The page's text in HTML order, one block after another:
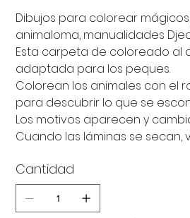
Dibujos para colorear
animaloma, manualidades
Esta carpeta de coloreado al
adaptada para los peques.
Colorean los animales con el
para descubrir lo que se
Los motivos aparecen y
Cuando las láminas se secan,
Cantidad